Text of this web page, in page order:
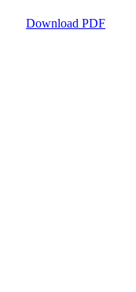
Download PDF